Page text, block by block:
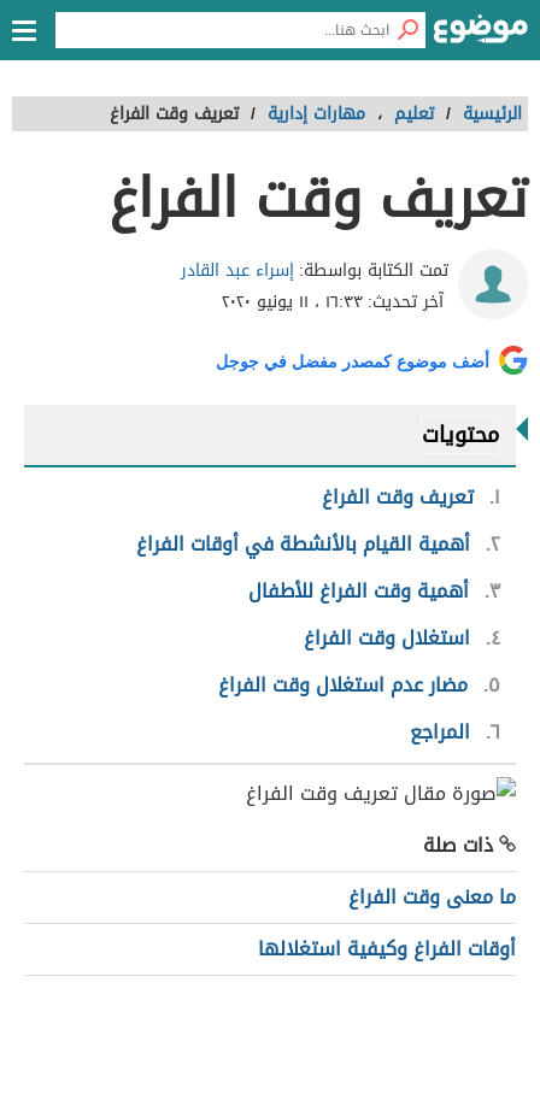
الرئيسية / تعليم ، مهارات إدارية / تعريف وقت الفراغ
تعريف وقت الفراغ
تمت الكتابة بواسطة:إسراء عبد القادر
آخر تحديث:١٦:٣٣ ، ١١ يونيو ٢٠٢٠
أضف موضوع كمصدر مفضل في جوجل
محتويات
١ تعريف وقت الفراغ
٢ أهمية القيام بالأنشطة في أوقات الفراغ
٣ أهمية وقت الفراغ للأطفال
٤
استغلال وقت الفراغ
٥ مضار عدم استغلال وقت الفراغ
٦ المراجع
ذات صلة
ما معنى وقت الفراغ
أوقات الفراغ وكيفية استغلالها